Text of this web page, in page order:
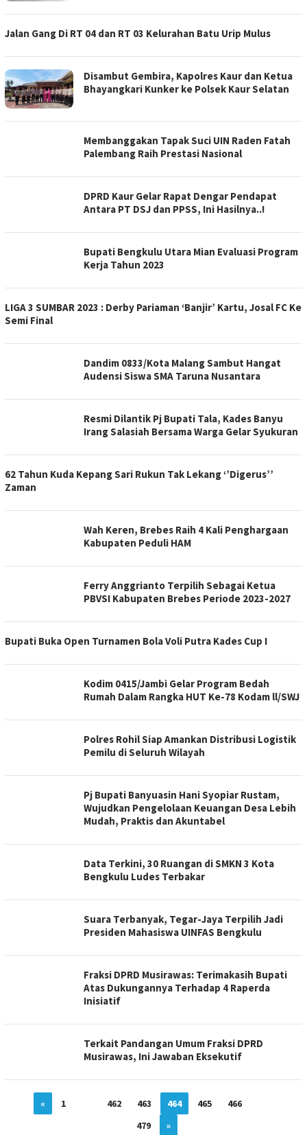
Jalan Gang Di RT 04 dan RT 03 Kelurahan Batu Urip Mulus
Disambut Gembira, Kapolres Kaur dan Ketua
Bhayangkari Kunker ke Polsek Kaur Selatan
Membanggakan Tapak Suci UIN Raden Fatah
Palembang Raih Prestasi Nasional
DPRD Kaur Gelar Rapat Dengar Pendapat
Antara PT DSJ dan PPSS, Ini Hasilnya..!
Bupati Bengkulu Utara Mian Evaluasi Program
Kerja Tahun 2023
LIGA 3 SUMBAR 2023 : Derby Pariaman ‘Banjir’ Kartu, Josal FC Ke
Semi Final
Dandim 0833/Kota Malang Sambut Hangat
Audensi Siswa SMA Taruna Nusantara
Resmi Dilantik Pj Bupati Tala, Kades Banyu
Irang Salasiah Bersama Warga Gelar Syukuran
62 Tahun Kuda Kepang Sari Rukun Tak Lekang ‘’Digerus’’
Zaman
Wah Keren, Brebes Raih 4 Kali Penghargaan
Kabupaten Peduli HAM
Ferry Anggrianto Terpilih Sebagai Ketua
PBVSI Kabupaten Brebes Periode 2023-2027
Bupati Buka Open Turnamen Bola Voli Putra Kades Cup I
Kodim 0415/Jambi Gelar Program Bedah
Rumah Dalam Rangka HUT Ke-78 Kodam ll/SWJ
Polres Rohil Siap Amankan Distribusi Logistik
Pemilu di Seluruh Wilayah
Pj Bupati Banyuasin Hani Syopiar Rustam,
Wujudkan Pengelolaan Keuangan Desa Lebih
Mudah, Praktis dan Akuntabel
Data Terkini, 30 Ruangan di SMKN 3 Kota
Bengkulu Ludes Terbakar
Suara Terbanyak, Tegar-Jaya Terpilih Jadi
Presiden Mahasiswa UINFAS Bengkulu
Fraksi DPRD Musirawas: Terimakasih Bupati
Atas Dukungannya Terhadap 4 Raperda
Inisiatif
Terkait Pandangan Umum Fraksi DPRD
Musirawas, Ini Jawaban Eksekutif
« 1 462 463 464 465 466
479
»